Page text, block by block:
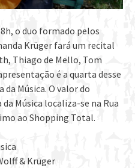
o duo formado pelos
Krüger fará um recital
Thiago de Mello, Tom
é a quarta desse
da Música. O valor do
Música localiza-se na Rua
ao Shopping Total.
& Krüger